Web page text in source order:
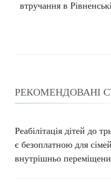
втручання в
РЕКОМЕНДОВАНІ
Реабілітація дітей до
є безоплатною для сімей
внутрішньо